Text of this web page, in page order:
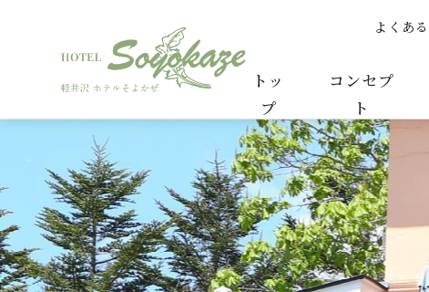
９月に入りました！ | カンナよりご案内 | 【公式】
よくあ
トッ
プ
コンセプ
ト